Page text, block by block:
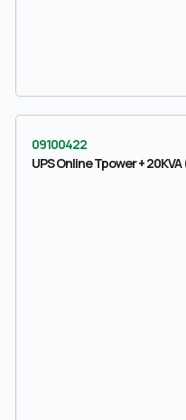
09100422
UPS Online Tpower +